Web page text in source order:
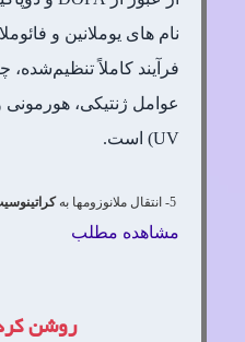
نام های یوملانین و
فرآیند کاملاً تنظیم‌شده،
عوامل ژنتیکی،
UV) است.
مشاهده مطلب
روشن